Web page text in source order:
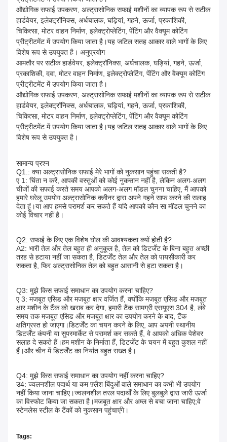
औद्योगिक सफाई उपकरण, अल्ट्रासोनिक सफाई मशीनों का व्यापक रूप से सटीक
हार्डवेयर, इलेक्ट्रॉनिक्स, अर्धचालक, घड़ियां, गहने, ऊर्जा, प्रकाशिकी,
चिकित्सा, मोटर वाहन निर्माण, इलेक्ट्रोप्लेटिंग, पेंटिंग और वैक्यूम कोटिंग
प्रीट्रीटमेंट में उपयोग किया जाता है।यह जटिल सतह आकार वाले भागों के लिए
विशेष रूप से उपयुक्त है। अनुप्रयोग
आमतौर पर सटीक हार्डवेयर, इलेक्ट्रॉनिक्स, अर्धचालक, घड़ियां, गहने, ऊर्जा,
प्रकाशिकी, दवा, मोटर वाहन निर्माण, इलेक्ट्रोप्लेटिंग, पेंटिंग और वैक्यूम कोटिंग
प्रीट्रीटमेंट में उपयोग किया जाता है।
औद्योगिक सफाई उपकरण, अल्ट्रासोनिक सफाई मशीनों का व्यापक रूप से सटीक
हार्डवेयर, इलेक्ट्रॉनिक्स, अर्धचालक, घड़ियां, गहने, ऊर्जा, प्रकाशिकी,
चिकित्सा, मोटर वाहन निर्माण, इलेक्ट्रोप्लेटिंग, पेंटिंग और वैक्यूम कोटिंग
प्रीट्रीटमेंट में उपयोग किया जाता है।यह जटिल सतह आकार वाले भागों के लिए
विशेष रूप से उपयुक्त है।
सामान्य प्रश्न
Q1.: क्या अल्ट्रासोनिक सफाई मेरे भागों को नुकसान पहुंचा सकती है?
ए 1: चिंता न करें, आपकी वस्तुओं को कोई नुकसान नहीं है, लेकिन अलग-अलग
चीजों की सफाई करते समय आपको अलग-अलग मॉडल चुनना चाहिए, मैं आपको
हमारे घरेलू उपयोग अल्ट्रासोनिक क्लीनर द्वारा अपने गहने साफ करने की सलाह
देता हूं।या आप हमसे परामर्श कर सकते हैं यदि आपको कौन सा मॉडल चुनने का
कोई विचार नहीं है।
Q2: सफाई के लिए एक विशेष घोल की आवश्यकता क्यों होती है?
A2: भारी तेल और तेल बहुत ही अनुकूल है, तेल को डिटर्जेंट के बिना बहुत अच्छी
तरह से हटाया नहीं जा सकता है, डिटर्जेंट तेल और तेल को पायसीकारी कर
सकता है, फिर अल्ट्रासोनिक तेल को बहुत आसानी से हटा सकता है।
Q3: मुझे किस सफाई समाधान का उपयोग करना चाहिए?
ए 3: मजबूत एसिड और मजबूत क्षार वर्जित हैं, क्योंकि मजबूत एसिड और मजबूत
क्षार मशीन के टैंक को खराब कर देगा, हमारी टैंक सामग्री एसयूएस 304 है, लंबे
समय तक मजबूत एसिड और मजबूत क्षार का उपयोग करने के बाद, टैंक
क्षतिग्रस्त हो जाएगा।डिटर्जेंट का चयन करने के लिए, आप अपनी स्थानीय
डिटर्जेंट कंपनी या सुपरमार्केट से परामर्श कर सकते हैं, वे आपको अधिक पेशेवर
सलाह दे सकते हैं।हम मशीन के निर्माता हैं, डिटर्जेंट के चयन में बहुत कुशल नहीं
हैं।और चीन में डिटर्जेंट का निर्यात बहुत सख्त है।
Q4: मुझे किस सफाई समाधान का उपयोग नहीं करना चाहिए?
उ4: ज्वलनशील पदार्थ या कम फ़्लैश बिंदुओं वाले समाधान का कभी भी उपयोग
नहीं किया जाना चाहिए।ज्वलनशील तरल पदार्थों के लिए बुलबुले द्वारा जारी ऊर्जा
का विस्फोट किया जा सकता है।मजबूत क्षार और अम्ल से बचा जाना चाहिए;वे
स्टेनलेस स्टील के टैंकों को नुकसान पहुंचाएंगे।
Tags: